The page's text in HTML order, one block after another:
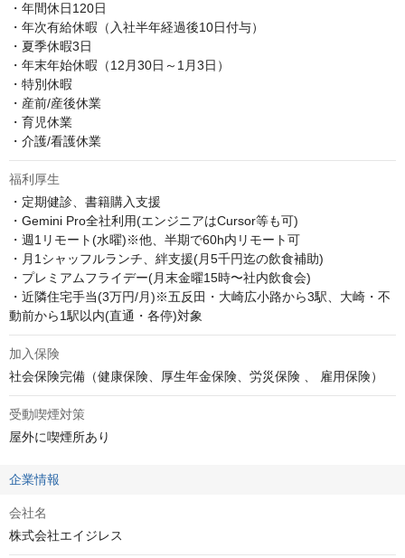
・年間休日120日
・年次有給休暇（入社半年経過後10日付与）
・夏季休暇3⽇
・年末年始休暇（12⽉30⽇～1⽉3⽇）
・特別休暇
・産前/産後休業
・育児休業
・介護/看護休業
福利厚生
・定期健診、書籍購入支援
・Gemini Pro全社利用(エンジニアはCursor等も可)
・週1リモート(水曜)※他、半期で60h内リモート可
・月1シャッフルランチ、絆支援(月5千円迄の飲食補助)
・プレミアムフライデー(月末金曜15時〜社内飲食会)
・近隣住宅手当(3万円/月)※五反田・大崎広小路から3駅、大崎・不
動前から1駅以内(直通・各停)対象
加入保険
社会保険完備（健康保険、厚生年金保険、労災保険 、 雇用保険）
受動喫煙対策
屋外に喫煙所あり
企業情報
会社名
株式会社エイジレス